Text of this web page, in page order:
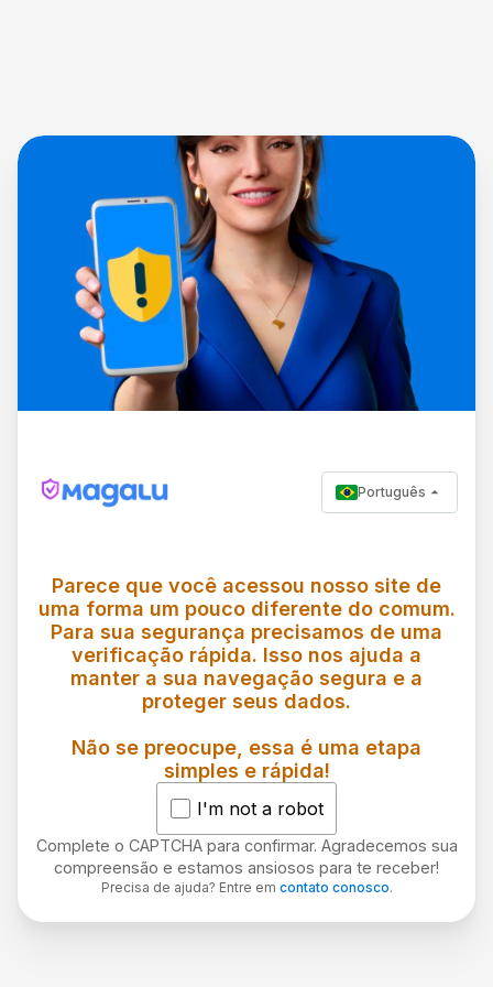
Português
Parece que você acessou nosso site de
uma forma um pouco diferente do comum.
Para sua segurança precisamos de uma
verificação rápida. Isso nos ajuda a
manter a sua navegação segura e a
proteger seus dados.
Não se preocupe, essa é uma etapa
simples e rápida!
I'm not a robot
Complete o CAPTCHA para confirmar. Agradecemos sua
compreensão e estamos ansiosos para te receber!
Precisa de ajuda? Entre em contato conosco.